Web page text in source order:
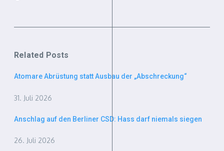
Related Posts
Atomare Abrüstung statt Ausbau der „Abschreckung“
31. Juli 2026
Anschlag auf den Berliner CSD: Hass darf niemals siegen
26. Juli 2026